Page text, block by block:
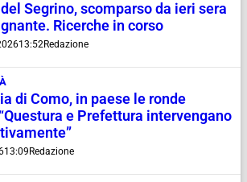
Segrino, scomparso da ieri sera
Ricerche in corso
13:52Redazione
di Como, in paese le ronde
e Prefettura intervengano
13:09 Redazione